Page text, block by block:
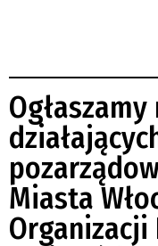
Miasta
Organizacji